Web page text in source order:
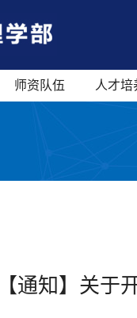
师资队伍 人才培
【通知】关于